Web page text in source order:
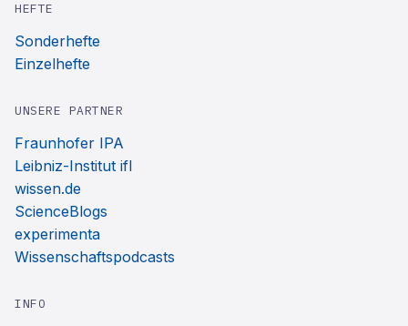
HEFTE
Sonderhefte
Einzelhefte
UNSERE PARTNER
Fraunhofer IPA
Leibniz-Institut ifl
wissen.de
ScienceBlogs
experimenta
Wissenschaftspodcasts
INFO